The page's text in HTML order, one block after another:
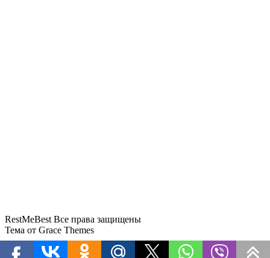
RestMeBest Все права защищены
Тема от Grace Themes